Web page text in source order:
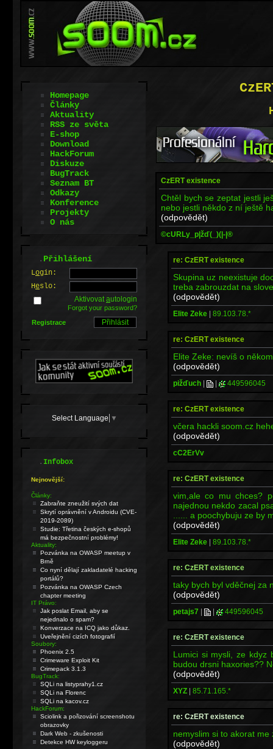
CzERT existence
Chtěl bych se zeptat jestli
nebo jestli někdo z ní ještě
(odpovědět)
©cURLy_p|žď(_)(|-|®
re: CzERT existence
Skupina uz neexistuje
treba zabrouzdat na
(odpovědět)
Elite Zeke | 89.103.78.*
re: CzERT existence
Elite Zeke: nevíš o
(odpovědět)
pižďuch | | 449596045
re: CzERT existence
včera hackli soom.cz
(odpovědět)
cC2ErVv
re: CzERT existence
vim,ale co mu chces?
najednou nekdo zacal
...... a poochybuju ze by
(odpovědět)
Elite Zeke | 89.103.78.*
re: CzERT existence
taky bych byl vděčnej za
(odpovědět)
petajs7 | | 449596045
re: CzERT existence
Lumici si mysli, ze kdyz
budou drsni haxories??
(odpovědět)
XYZ | 85.71.165.*
re: CzERT existence
nemyslim si to akorat me
(odpovědět)
Homepage
Články
Aktuality
RSS ze světa
E-shop
Download
HackForum
Diskuze
BugTrack
Seznam BT
Odkazy
Konference
Projekty
O nás
.Přihlášení
Login:
Heslo:
Aktivovatautologin
Forgot your password?
Registrace
Select Language ▼
.Infobox
Nejnovější:
Články:
Zabraňte zneužití svých dat
Skrytí oprávnění v Androidu (CVE-
2019-2089)
Studie: Třetina českých e-shopů
má bezpečnostní problémy!
Aktuality:
Pozvánka na OWASP meetup v
Brně
Co nyní dělají zakladatelé hacking
portálů?
Pozvánka na OWASP Czech
chapter meeting
IT Právo:
Jak poslat Email, aby se
nejednalo o spam?
Konverzace na ICQ jako důkaz.
Uveřejnění cizích fotografií
Soubory:
Phoenix 2.5
Crimeware Exploit Kit
Crimepack 3.1.3
BugTrack:
SQLi na listyprahy1.cz
SQLi na Florenc
SQLi na kacov.cz
HackForum:
Sciolink a pořizování screenshotu
obrazovky
Dark Web - zkušenosti
Detekce HW keyloggeru